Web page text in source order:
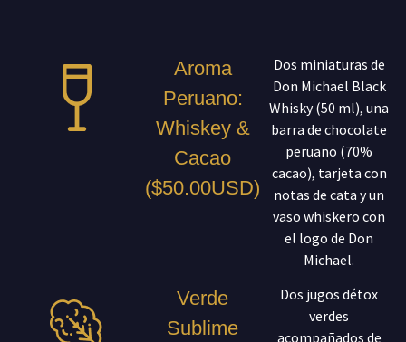
Aroma
Peruano:
Whiskey &
Cacao
($50.00USD)
Dos miniaturas de
Don Michael Black
Whisky (50 ml), una
barra de chocolate
peruano (70%
cacao), tarjeta con
notas de cata y un
vaso whiskero con
el logo de Don
Michael.
Verde
Sublime
Dos jugos détox
verdes
acompañados de